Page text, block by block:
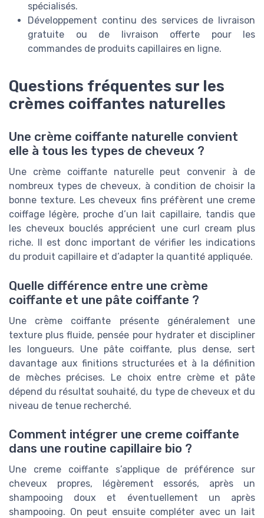
spécialisés.
Développement continu des services de livraison
gratuite ou de livraison offerte pour les
commandes de produits capillaires en ligne.
Questions fréquentes sur les
crèmes coiffantes naturelles
Une crème coiffante naturelle convient
elle à tous les types de cheveux ?
Une crème coiffante naturelle peut convenir à de
nombreux types de cheveux, à condition de choisir la
bonne texture. Les cheveux fins préfèrent une creme
coiffage légère, proche d’un lait capillaire, tandis que
les cheveux bouclés apprécient une curl cream plus
riche. Il est donc important de vérifier les indications
du produit capillaire et d’adapter la quantité appliquée.
Quelle différence entre une crème
coiffante et une pâte coiffante ?
Une crème coiffante présente généralement une
texture plus fluide, pensée pour hydrater et discipliner
les longueurs. Une pâte coiffante, plus dense, sert
davantage aux finitions structurées et à la définition
de mèches précises. Le choix entre crème et pâte
dépend du résultat souhaité, du type de cheveux et du
niveau de tenue recherché.
Comment intégrer une creme coiffante
dans une routine capillaire bio ?
Une creme coiffante s’applique de préférence sur
cheveux propres, légèrement essorés, après un
shampooing doux et éventuellement un après
shampooing. On peut ensuite compléter avec un lait